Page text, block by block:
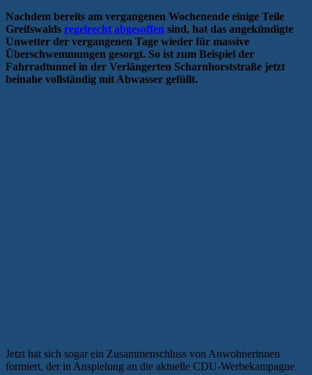
Nachdem bereits am vergangenen Wochenende einige Teile
Greifswalds regelrecht abgesoffen sind, hat das angekündigte
Unwetter der vergangenen Tage wieder für massive
Überschwemmungen gesorgt. So ist zum Beispiel der
Fahrradtunnel in der Verlängerten Scharnhorststraße jetzt
beinahe vollständig mit Abwasser gefüllt.
Jetzt hat sich sogar ein Zusammenschluss von Anwohnerinnen
formiert, der in Anspielung an die aktuelle CDU-Werbekampagne